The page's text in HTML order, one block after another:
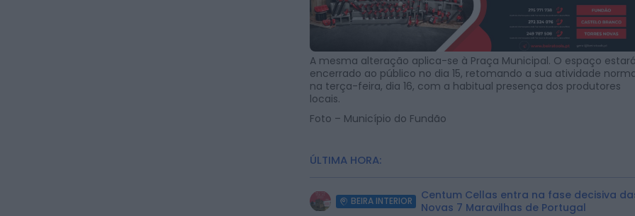
A mesma alteração aplica-se à Praça Municipal. O espaço
encerrado ao público no dia 15, retomando a sua atividade
na terça-feira, dia 16, com a habitual presença dos produtores
locais.
Foto – Município do Fundão
ÚLTIMA HORA:
BEIRA INTERIOR
Centum Cellas entra na fase decisiva
Novas 7 Maravilhas de Portugal